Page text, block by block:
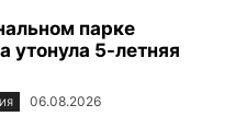
парке
утонула 5-летняя
06.08.2026